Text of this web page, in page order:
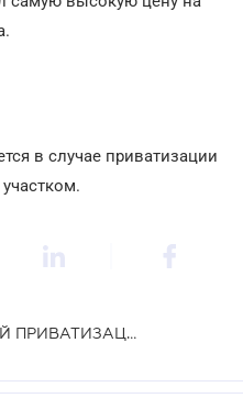
в случае приватизации
ПРОДАЖА ОБЪЕКТОВ МАЛОЙ ПРИВАТИЗАЦИИ